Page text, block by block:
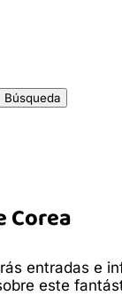
Corea
entradas e
este